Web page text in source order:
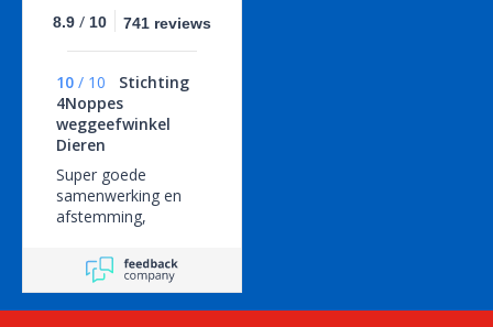
8.9 / 10 741 reviews
10 / 10
Stichting
4Noppes
weggeefwinkel
Dieren
Super goede
samenwerking en
afstemming,